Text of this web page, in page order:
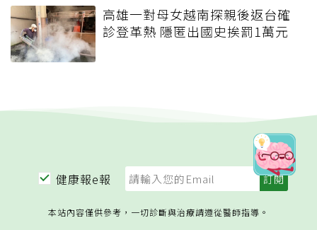
高雄一對母女越南探親後返台確
診登革熱 隱匿出國史挨罰1萬元
健康報e報
本站內容僅供參考，一切診斷與治療請遵從醫師指導。